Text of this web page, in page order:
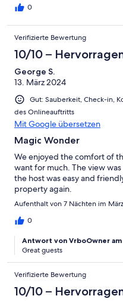
0
Verifizierte Bewertung
10/10 –
George S.
13. März 2024
Gut: Sauberkeit, Check-in,
des Onlineauftritts
Mit Google übersetzen
Magic Wonder
We enjoyed the comfort of
want for much. The view
the host was easy and
property again.
Aufenthalt von 7 Nächten im
0
Antwort von VrboOwner am
Great guests
Verifizierte Bewertung
10/10 –